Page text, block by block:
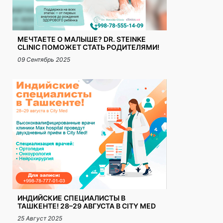
МЕЧТАЕТЕ О МАЛЫШЕ? DR. STEINKE
CLINIC ПОМОЖЕТ СТАТЬ РОДИТЕЛЯМИ!
09 Сентябрь 2025
ИНДИЙСКИЕ СПЕЦИАЛИСТЫ В
ТАШКЕНТЕ! 28–29 АВГУСТА В CITY MED
25 Август 2025